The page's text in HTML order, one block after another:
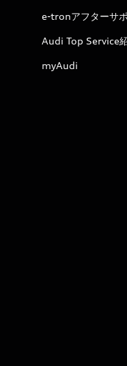
e-tronアフターサ
Audi Top Service
myAudi